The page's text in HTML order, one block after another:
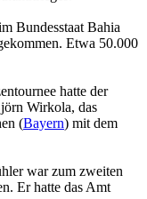
Bundesstaat Bahia
Etwa 50.000
hatte der
Wirkola, das
(Bayern) mit dem
war zum zweiten
Er hatte das Amt